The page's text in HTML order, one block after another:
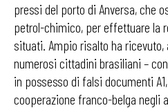
pressi del porto di Anversa, che
petrol-chimico, per effettuare la
situati. Ampio risalto ha ricevuto,
numerosi cittadini brasiliani –
in possesso di falsi documenti
cooperazione franco-belga negli